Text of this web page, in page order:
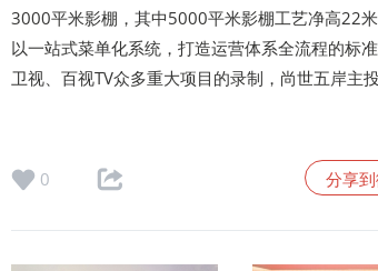
3000平米影棚，其中5000平米影棚工艺净高22
以一站式菜单化系统，打造运营体系全流程的标
卫视、百视TV众多重大项目的录制，尚世五岸主
0 分享